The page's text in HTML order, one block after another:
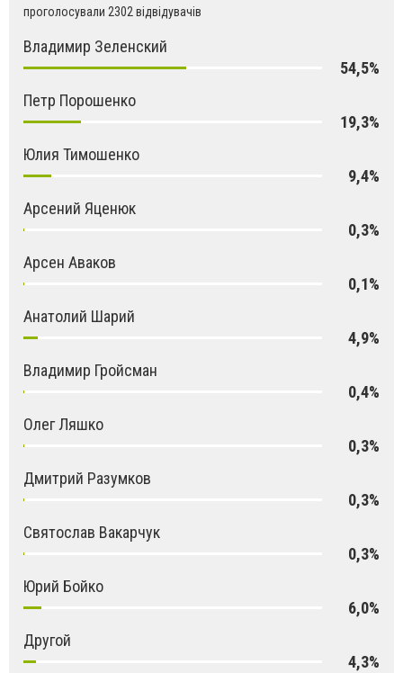
проголосували 2302 відвідувачів
Владимир Зеленский
54,5%
Петр Порошенко
19,3%
Юлия Тимошенко
9,4%
Арсений Яценюк
0,3%
Арсен Аваков
0,1%
Анатолий Шарий
4,9%
Владимир Гройсман
0,4%
Олег Ляшко
0,3%
Дмитрий Разумков
0,3%
Святослав Вакарчук
0,3%
Юрий Бойко
6,0%
Другой
4,3%